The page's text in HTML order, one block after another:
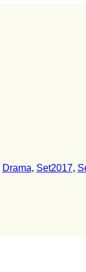
Drama, Set2017,